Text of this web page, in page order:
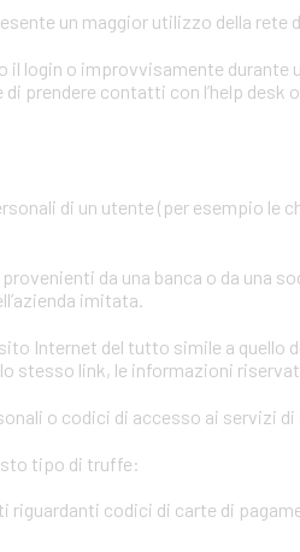
un maggior utilizzo della rete
il login o improvvisamente durante
prendere contatti con l’help desk
di un utente (per esempio le
da una banca o da una
imitata.
Internet del tutto simile a quello
stesso link, le informazioni
o codici di accesso ai servizi
tipo di truffe:
riguardanti codici di carte di